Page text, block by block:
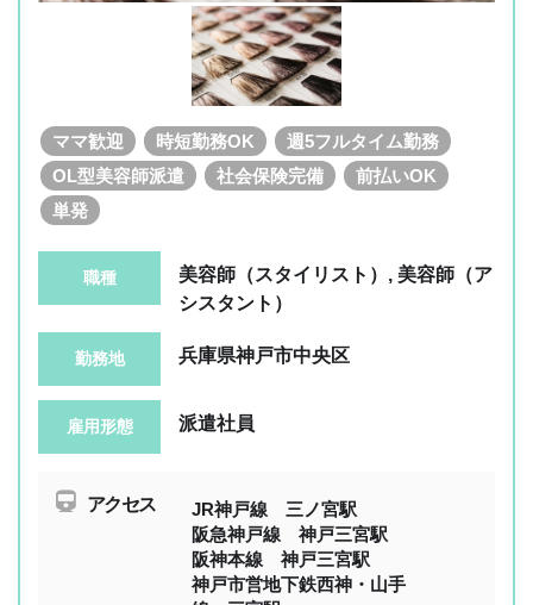
ママ歓迎 時短勤務OK
週5フルタイム勤務
OL型美容師派遣
社会保険完備
前払いOK
単発
職種
美容師（スタイリスト）, 美容師（ア
シスタント）
勤務地 兵庫県神戸市中央区
雇用形態 派遣社員
アクセス
JR神戸線 三ノ宮駅
阪急神戸線 神戸三宮駅
阪神本線 神戸三宮駅
神戸市営地下鉄西神・山手